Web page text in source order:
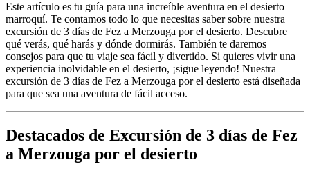
Este artículo es tu guía para una increíble aventura en el desierto
marroquí. Te contamos todo lo que necesitas saber sobre nuestra
excursión de 3 días de Fez a Merzouga por el desierto. Descubre
qué verás, qué harás y dónde dormirás. También te daremos
consejos para que tu viaje sea fácil y divertido. Si quieres vivir una
experiencia inolvidable en el desierto, ¡sigue leyendo! Nuestra
excursión de 3 días de Fez a Merzouga por el desierto está diseñada
para que sea una aventura de fácil acceso.
Destacados de Excursión de 3 días de Fez
a Merzouga por el desierto